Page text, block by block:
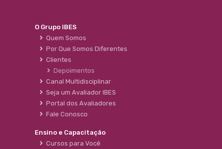
O Grupo IBES
Quem Somos
Por Que Somos Diferentes
Clientes
Depoimentos
Canal Multidisciplinar
Seja um Avaliador IBES
Portal dos Avaliadores
Fale Conosco
Ensino e Capacitação
Cursos para Você